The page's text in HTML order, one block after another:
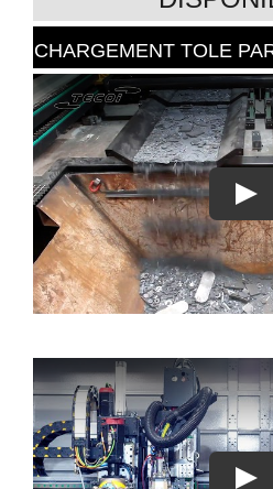
TÊTE DE
DOUBLE
CHARGEMENT TOLE